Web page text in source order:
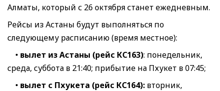
Алматы, который с 26 октября станет ежедневным.
Рейсы из Астаны будут выполняться по
следующему расписанию (время местное):
• вылет из Астаны (рейс КС163): понедельник,
среда, суббота в 21:40; прибытие на Пхукет в 07:45;
• вылет с Пхукета (рейс КС164): вторник,